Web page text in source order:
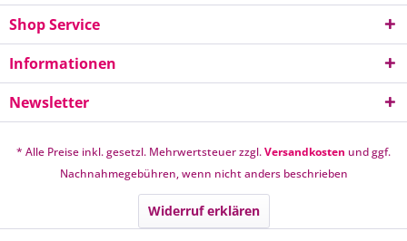
Shop Service
Informationen
Newsletter
* Alle Preise inkl. gesetzl. Mehrwertsteuer zzgl.Versandkosten und ggf.
Nachnahmegebühren, wenn nicht anders beschrieben
Widerruf erklären